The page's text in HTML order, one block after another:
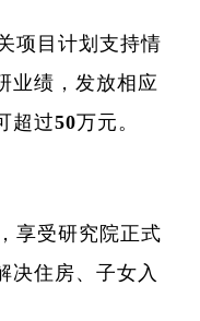
项目计划支持情
业绩，发放相应
超过50万元。
享受研究院正式
决住房、子女入